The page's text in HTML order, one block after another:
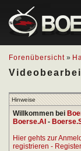
Forenübersicht »
Hinweise
Willkommen bei
Boerse.AI -
Hier gehts zur
registrieren -